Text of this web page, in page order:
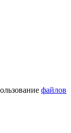
файлов